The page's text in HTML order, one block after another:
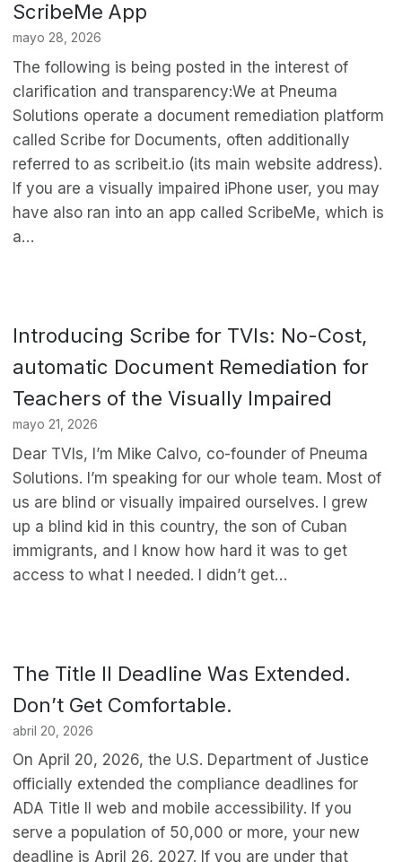
ScribeMe App
mayo 28, 2026
The following is being posted in the interest of
clarification and transparency:We at Pneuma
Solutions operate a document remediation platform
called Scribe for Documents, often additionally
referred to as scribeit.io (its main website address).
If you are a visually impaired iPhone user, you may
have also ran into an app called ScribeMe, which is
a…
Introducing Scribe for TVIs: No-Cost,
automatic Document Remediation for
Teachers of the Visually Impaired
mayo 21, 2026
Dear TVIs, I’m Mike Calvo, co-founder of Pneuma
Solutions. I’m speaking for our whole team. Most of
us are blind or visually impaired ourselves. I grew
up a blind kid in this country, the son of Cuban
immigrants, and I know how hard it was to get
access to what I needed. I didn’t get…
The Title II Deadline Was Extended.
Don’t Get Comfortable.
abril 20, 2026
On April 20, 2026, the U.S. Department of Justice
officially extended the compliance deadlines for
ADA Title II web and mobile accessibility. If you
serve a population of 50,000 or more, your new
deadline is April 26, 2027. If you are under that